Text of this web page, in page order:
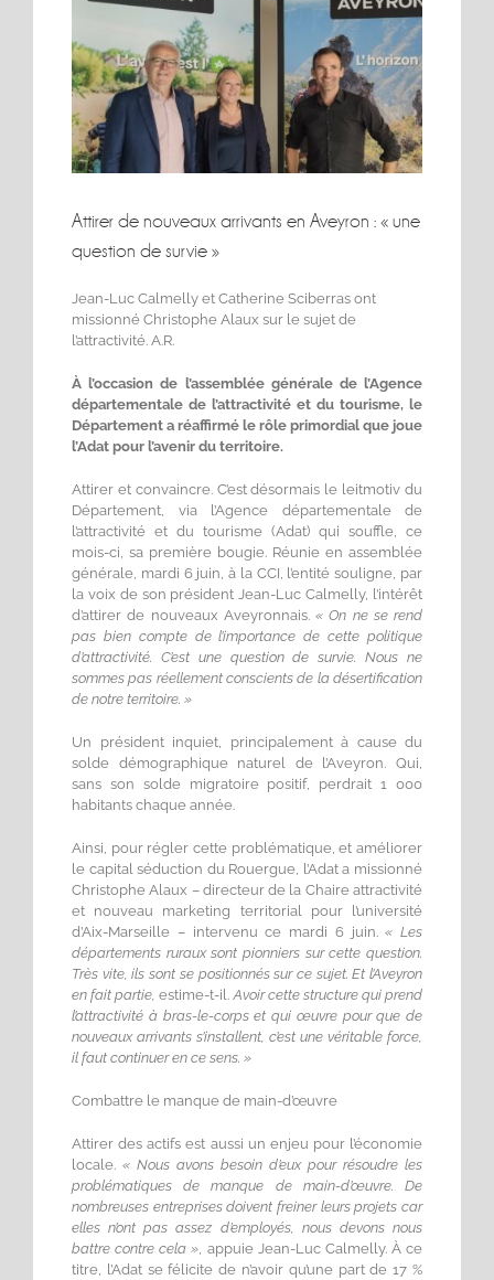
l'image
Attirer de nouveaux arrivants en Aveyron : « une
question de survie »
Jean-Luc Calmelly et Catherine Sciberras ont
missionné Christophe Alaux sur le sujet de
l’attractivité. A.R.
À l’occasion de l’assemblée générale de l’Agence
départementale de l’attractivité et du tourisme, le
Département a réaffirmé le rôle primordial que joue
l’Adat pour l’avenir du territoire.
Attirer et convaincre. C’est désormais le leitmotiv du
Département, via l’Agence départementale de
l’attractivité et du tourisme (Adat) qui souffle, ce
mois-ci, sa première bougie. Réunie en assemblée
générale, mardi 6 juin, à la CCI, l’entité souligne, par
la voix de son président Jean-Luc Calmelly, l’intérêt
d’attirer de nouveaux Aveyronnais. « On ne se rend
pas bien compte de l’importance de cette politique
d’attractivité. C’est une question de survie. Nous ne
sommes pas réellement conscients de la désertification
de notre territoire. »
Un président inquiet, principalement à cause du
solde démographique naturel de l’Aveyron. Qui,
sans son solde migratoire positif, perdrait 1 000
habitants chaque année.
Ainsi, pour régler cette problématique, et améliorer
le capital séduction du Rouergue, l’Adat a missionné
Christophe Alaux – directeur de la Chaire attractivité
et nouveau marketing territorial pour l’université
d’Aix-Marseille – intervenu ce mardi 6 juin.« Les
départements ruraux sont pionniers sur cette question.
Très vite, ils sont se positionnés sur ce sujet. Et l’Aveyron
en fait partie, estime-t-il. Avoir cette structure qui prend
l’attractivité à bras-le-corps et qui œuvre pour que de
nouveaux arrivants s’installent, c’est une véritable force,
il faut continuer en ce sens. »
Combattre le manque de main-d’œuvre
Attirer des actifs est aussi un enjeu pour l’économie
locale. « Nous avons besoin d’eux pour résoudre les
problématiques de manque de main-d’œuvre. De
nombreuses entreprises doivent freiner leurs projets car
elles n’ont pas assez d’employés, nous devons nous
battre contre cela » , appuie Jean-Luc Calmelly. À ce
titre, l’Adat se félicite de n’avoir qu’une part de 17 %